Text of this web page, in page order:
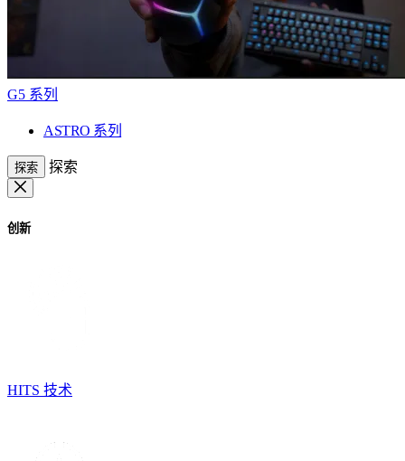
G5 系列
ASTRO 系列
探索 探索
创新
HITS 技术